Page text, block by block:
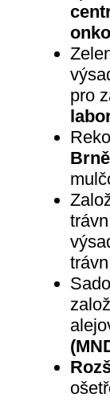
pro